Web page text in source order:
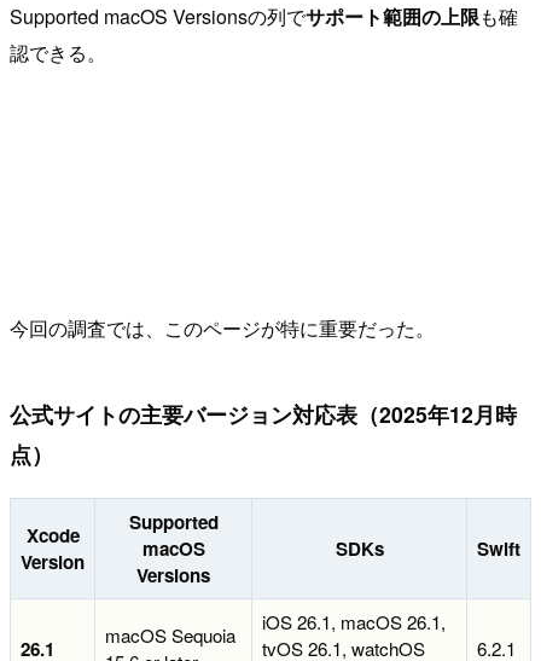
Supported macOS Versionsの列でサポート範囲の上限も確
認できる。
今回の調査では、このページが特に重要だった。
公式サイトの主要バージョン対応表（2025年12月時
点）
Xcode
Version
Supported
macOS
Versions
SDKs Swift
26.1
macOS Sequoia
iOS 26.1, macOS 26.1,
tvOS 26.1, watchOS
6.2.1